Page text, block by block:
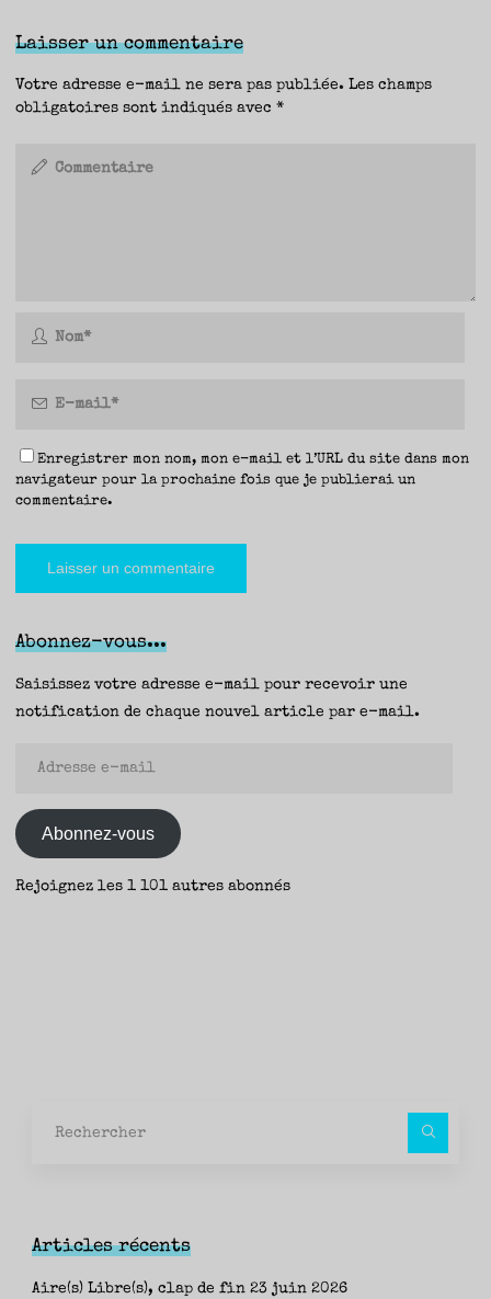
Laisser un commentaire
Votre adresse e-mail ne sera pas publiée. Les champs
obligatoires sont indiqués avec*
Enregistrer mon nom, mon e-mail et l’URL du site dans mon
navigateur pour la prochaine fois que je publierai un
commentaire.
Abonnez-vous...
Saisissez votre adresse e-mail pour recevoir une
notification de chaque nouvel article par e-mail.
mail
Abonnez-vous
Rejoignez les 1 101 autres abonnés
Articles récents
Aire(s) Libre(s), clap de fin 23 juin 2026